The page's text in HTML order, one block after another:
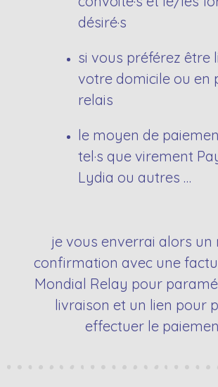
désiré·s
si vous préférez être
votre domicile ou en
relais
le moyen de
tel·s que virement
Lydia ou autres …
je vous enverrai alors un
confirmation avec une
Mondial Relay pour
livraison et un lien pour
effectuer le